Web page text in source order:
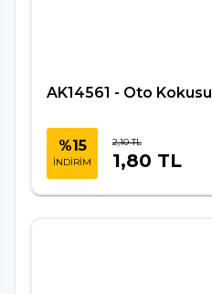
AK14561 - Oto Kokusu
%15
İNDİRİM
2,10 TL
1,80 TL